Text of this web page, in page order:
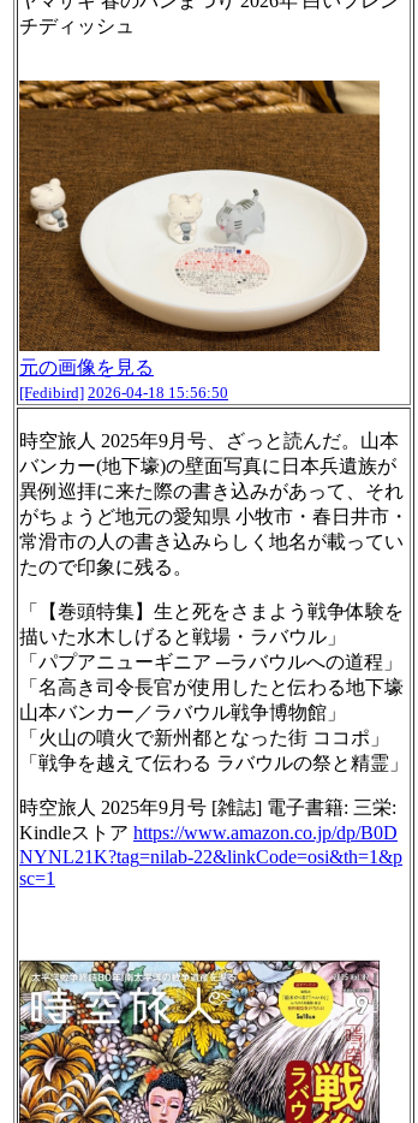
チディッシュ
元の画像を見る
[Fedibird] 2026-04-18 15:56:50
時空旅人 2025年9月号、ざっと読んだ。山本
バンカー(地下壕)の壁面写真に日本兵遺族が
異例巡拝に来た際の書き込みがあって、それ
がちょうど地元の愛知県 小牧市・春日井市・
常滑市の人の書き込みらしく地名が載ってい
たので印象に残る。
「【巻頭特集】生と死をさまよう戦争体験を
描いた水木しげると戦場・ラバウル」
「パプアニューギニア ─ラバウルへの道程」
「名高き司令長官が使用したと伝わる地下壕
山本バンカー／ラバウル戦争博物館」
「火山の噴火で新州都となった街 ココポ」
「戦争を越えて伝わる ラバウルの祭と精霊」
時空旅人 2025年9月号 [雑誌] 電子書籍: 三栄:
Kindleストア https://www.amazon.co.jp/dp/B0D
NYNL21K?tag=nilab-22&linkCode=osi&th=1&p
sc=1